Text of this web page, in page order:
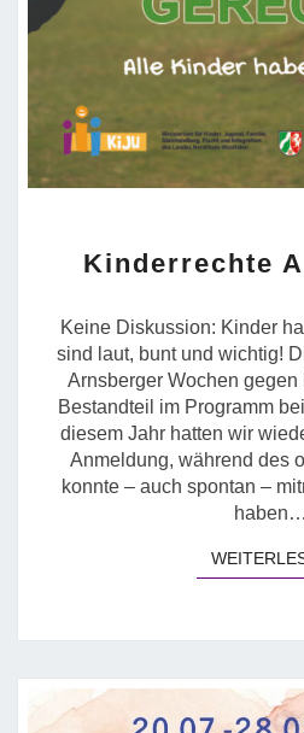
Kinderrechte
Keine Diskussion: Kinder
sind laut, bunt und wichtig!
Arnsberger Wochen gegen
Bestandteil im Programm
diesem Jahr hatten wir
Anmeldung, während des
konnte – auch spontan –
haben…